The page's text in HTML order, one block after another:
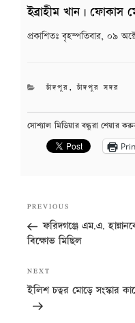
ইব্রাহীম খান | ফোকাস
প্রকাশিতঃবৃহস্পতিবার, ০৯
CATEGORIES
চাঁদপুর ,চাঁদপুর সদর
সোশ্যাল মিডিয়ার বন্ধুরা শেয়ার
navigation
Previous
Post
PREVIOUS
ফরিদগঞ্জে এম.এ.
বিক্ষোভ মিছিল
Next
Post
NEXT
ইলিশ চত্বর মোড়ে সংস্কার